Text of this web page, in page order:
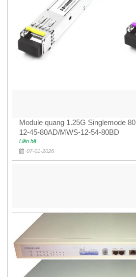
Module quang 1.25G Singlemode
12-45-80AD/MWS-12-54-80BD
Liên hệ
07-01-2026